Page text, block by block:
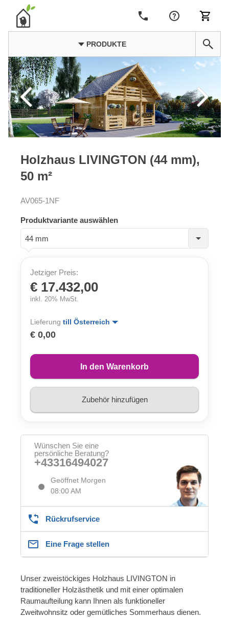
PRODUKTE
Holzhaus LIVINGTON (44 mm),
50 m²
AV065-1NF
Produktvariante auswählen
44 mm
Jetziger Preis:
€ 17.432,00
inkl. 20% MwSt.
Lieferung till Österreich
€ 0,00
In den Warenkorb
Zubehör hinzufügen
Wünschen Sie eine
persönliche Beratung?
+43316494027
Geöffnet Morgen
08:00 AM
Rückrufservice
Eine Frage stellen
Unser zweistöckiges Holzhaus LIVINGTON in
traditioneller Holzästhetik und mit einer optimalen
Raumaufteilung kann Ihnen als funktioneller
Zweitwohnsitz oder gemütliches Sommerhaus dienen.